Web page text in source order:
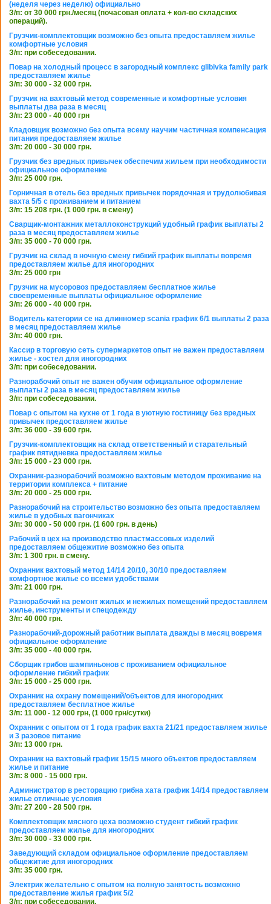
(неделя через неделю) официально
З/п: от 30 000 грн./месяц (почасовая оплата + кол-во складских
операций).
Грузчик-комплектовщик возможно без опыта предоставляем жилье
комфортные условия
З/п: при собеседовании.
Повар на холодный процесс в загородный комплекс glibivka family park
предоставляем жилье
З/п: 30 000 - 32 000 грн.
Грузчик на вахтовый метод современные и комфортные условия
выплаты два раза в месяц
З/п: 23 000 - 40 000 грн
Кладовщик возможно без опыта всему научим частичная компенсация
питания предоставляем жилье
З/п: 20 000 - 30 000 грн.
Грузчик без вредных привычек обеспечим жильем при необходимости
официальное оформление
З/п: 25 000 грн.
Горничная в отель без вредных привычек порядочная и трудолюбивая
вахта 5/5 с проживанием и питанием
З/п: 15 208 грн. (1 000 грн. в смену)
Сварщик-монтажник металлоконструкций удобный график выплаты 2
раза в месяц предоставляем жилье
З/п: 35 000 - 70 000 грн.
Грузчик на склад в ночную смену гибкий график выплаты вовремя
предоставляем жилье для иногородних
З/п: 25 000 грн
Грузчик на мусоровоз предоставляем бесплатное жилье
своевременные выплаты официальное оформление
З/п: 26 000 - 40 000 грн.
Водитель категории се на длинномер scania график 6/1 выплаты 2 раза
в месяц предоставляем жилье
З/п: 40 000 грн.
Кассир в торговую сеть супермаркетов опыт не важен предоставляем
жилье - хостел для иногородних
З/п: при собеседовании.
Разнорабочий опыт не важен обучим официальное оформление
выплаты 2 раза в месяц предоставляем жилье
З/п: при собеседовании.
Повар с опытом на кухне от 1 года в уютную гостиницу без вредных
привычек предоставляем жилье
З/п: 36 000 - 39 600 грн.
Грузчик-комплектовщик на склад ответственный и старательный
график пятидневка предоставляем жилье
З/п: 15 000 - 23 000 грн.
Охранник-разнорабочий возможно вахтовым методом проживание на
территории комплекса + питание
З/п: 20 000 - 25 000 грн.
Разнорабочий на строительство возможно без опыта предоставляем
жилье в удобных вагончиках
З/п: 30 000 - 50 000 грн. (1 600 грн. в день)
Рабочий в цех на производство пластмассовых изделий
предоставляем общежитие возможно без опыта
З/п: 1 300 грн. в смену.
Охранник вахтовый метод 14/14 20/10, 30/10 предоставляем
комфортное жилье со всеми удобствами
З/п: 21 000 грн.
Разнорабочий на ремонт жилых и нежилых помещений предоставляем
жилье, инструменты и спецодежду
З/п: 40 000 грн.
Разнорабочий-дорожный работник выплата дважды в месяц вовремя
официальное оформление
З/п: 35 000 - 40 000 грн.
Сборщик грибов шампиньонов с проживанием официальное
оформление гибкий график
З/п: 15 000 - 25 000 грн.
Охранник на охрану помещений/объектов для иногородних
предоставляем бесплатное жилье
З/п: 11 000 - 12 000 грн, (1 000 грн/сутки)
Охранник с опытом от 1 года график вахта 21/21 предоставляем жилье
и 3 разовое питание
З/п: 13 000 грн.
Охранник на вахтовый график 15/15 много объектов предоставляем
жилье и питание
З/п: 8 000 - 15 000 грн.
Администратор в ресторацию грибна хата график 14/14 предоставляем
жилье отличные условия
З/п: 27 200 - 28 500 грн.
Комплектовщик мясного цеха возможно студент гибкий график
предоставляем жилье для иногородних
З/п: 30 000 - 33 000 грн.
Заведующий складом официальное оформление предоставляем
общежитие для иногородних
З/п: 35 000 грн.
Электрик желательно с опытом на полную занятость возможно
предоставление жилья график 5/2
З/п: при собеседовании.